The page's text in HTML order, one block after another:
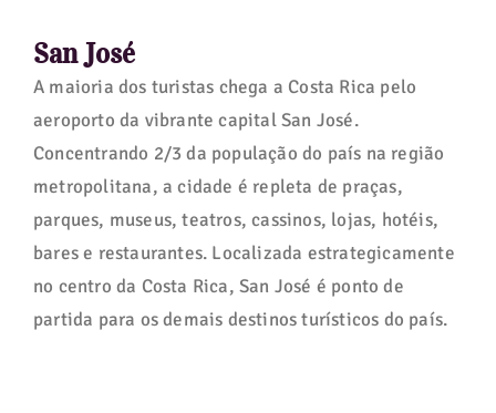
San José
A maioria dos turistas chega a Costa Rica pelo
aeroporto da vibrante capital San José.
Concentrando 2/3 da população do país na região
metropolitana, a cidade é repleta de praças,
parques, museus, teatros, cassinos, lojas, hotéis,
bares e restaurantes. Localizada estrategicamente
no centro da Costa Rica, San José é ponto de
partida para os demais destinos turísticos do país.